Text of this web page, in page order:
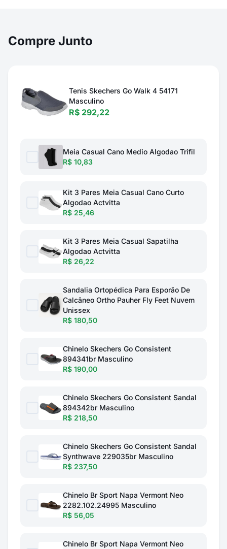
Compre Junto
Tenis Skechers Go Walk 4 54171
Masculino
R$ 292,22
Meia Casual Cano Medio Algodao Trifil
R$ 10,83
Kit 3 Pares Meia Casual Cano Curto
Algodao Actvitta
R$ 25,46
Kit 3 Pares Meia Casual Sapatilha
Algodao Actvitta
R$ 26,22
Sandalia Ortopédica Para Esporão De
Calcâneo Ortho Pauher Fly Feet Nuvem
Unissex
R$ 180,50
Chinelo Skechers Go Consistent
894341br Masculino
R$ 190,00
Chinelo Skechers Go Consistent Sandal
894342br Masculino
R$ 218,50
Chinelo Skechers Go Consistent Sandal
Synthwave 229035br Masculino
R$ 237,50
Chinelo Br Sport Napa Vermont Neo
2282.102.24995 Masculino
R$ 56,05
Chinelo Br Sport Napa Vermont Neo